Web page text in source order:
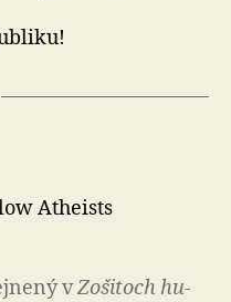
Atheists
vZo­ši­toch hu­